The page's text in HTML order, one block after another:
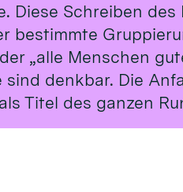
Diese Schreiben
bestimmte
„alle Menschen
denkbar. Die
Titel des ganzen